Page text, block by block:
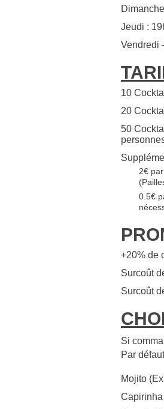
Jeudi :
Vendredi
10
20
50
2€
0.5€
+20% de
Surcoût
Surcoût
Si
Par
Mojito